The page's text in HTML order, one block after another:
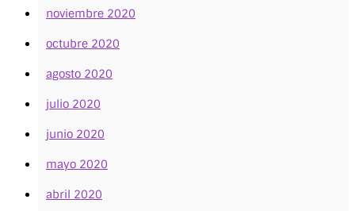
noviembre 2020
octubre 2020
agosto 2020
julio 2020
junio 2020
mayo 2020
abril 2020